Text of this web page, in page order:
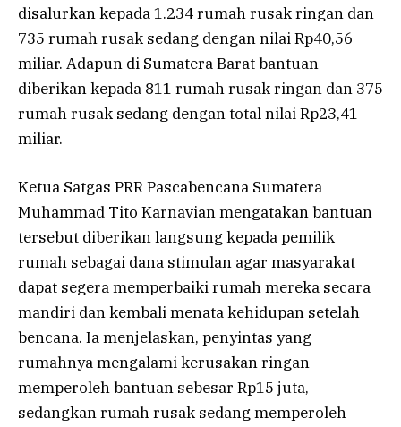
disalurkan kepada 1.234 rumah rusak ringan dan
735 rumah rusak sedang dengan nilai Rp40,56
miliar. Adapun di Sumatera Barat bantuan
diberikan kepada 811 rumah rusak ringan dan 375
rumah rusak sedang dengan total nilai Rp23,41
miliar.
Ketua Satgas PRR Pascabencana Sumatera
Muhammad Tito Karnavian mengatakan bantuan
tersebut diberikan langsung kepada pemilik
rumah sebagai dana stimulan agar masyarakat
dapat segera memperbaiki rumah mereka secara
mandiri dan kembali menata kehidupan setelah
bencana. Ia menjelaskan, penyintas yang
rumahnya mengalami kerusakan ringan
memperoleh bantuan sebesar Rp15 juta,
sedangkan rumah rusak sedang memperoleh